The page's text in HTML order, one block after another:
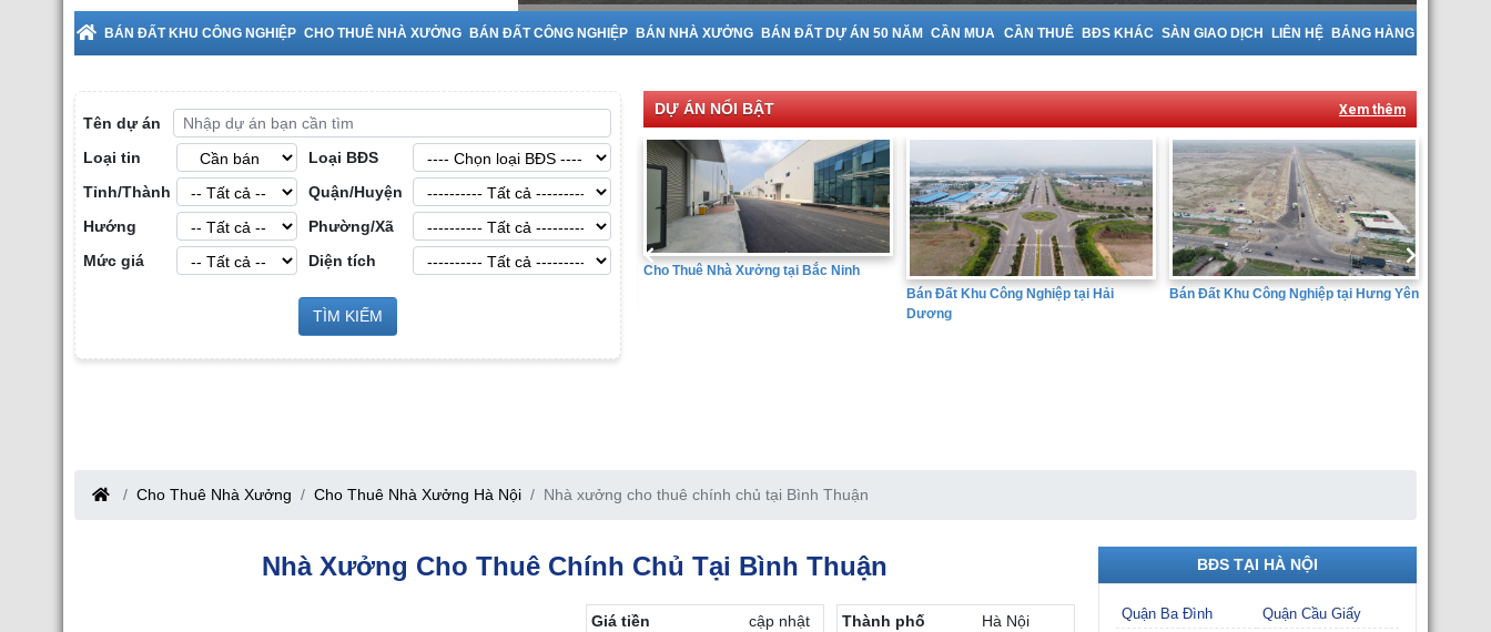
BÁN ĐẤT KHU CÔNG NGHIỆP CHO THUÊ NHÀ XƯỞNG BÁN ĐẤT CÔNG NGHIỆP BÁN NHÀ XƯỞNG BÁN ĐẤT DỰ ÁN 50 NĂM CẦN MUA CẦN THUÊ BĐS KHÁC SÀN GIAO DỊCH LIÊN HỆ BẢNG HÀNG
Tên dự án
Loại tin
Loại BĐS
Tỉnh/Thành
Quận/Huyện
Hướng
Phường/Xã
Mức giá
Diện tích
TÌM KIẾM
DỰ ÁN NỔI BẬT Xem thêm
Sản Công
Cho Thuê Nhà Xưởng tại Hưng Yên
Cho Thuê Nhà Xưởng tại Bắc Ninh
Bán Đất Khu Công Nghiệp tại Hưng Yên
Cho Thuê Nhà Xưởng Cho Thuê Nhà Xưởng Hà Nội Nhà xưởng cho thuê chính chủ tại Bình Thuận
Nhà Xưởng Cho Thuê Chính Chủ Tại Bình Thuận
Giá tiền
cập nhật
Thành phố
Hà Nội
BĐS TẠI HÀ NỘI
Quận Ba Đình
Quận Cầu Giấy